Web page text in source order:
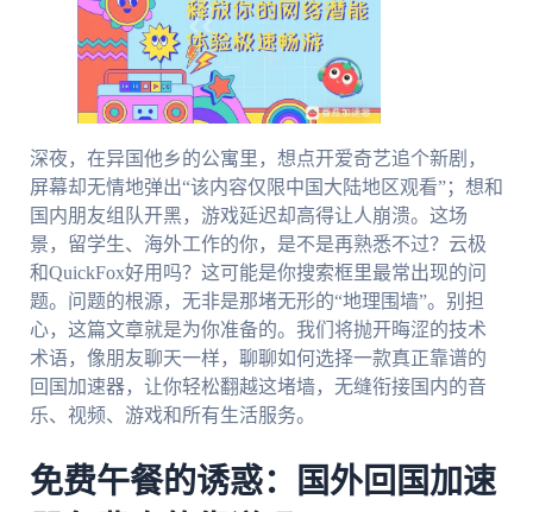
深夜，在异国他乡的公寓里，想点开爱奇艺追个新剧，
屏幕却无情地弹出“该内容仅限中国大陆地区观看”；想和
国内朋友组队开黑，游戏延迟却高得让人崩溃。这场
景，留学生、海外工作的你，是不是再熟悉不过？云极
和QuickFox好用吗？这可能是你搜索框里最常出现的问
题。问题的根源，无非是那堵无形的“地理围墙”。别担
心，这篇文章就是为你准备的。我们将抛开晦涩的技术
术语，像朋友聊天一样，聊聊如何选择一款真正靠谱的
回国加速器，让你轻松翻越这堵墙，无缝衔接国内的音
乐、视频、游戏和所有生活服务。
免费午餐的诱惑：国外回国加速